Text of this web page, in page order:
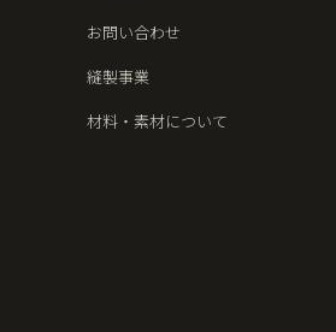
お問い合わせ
縫製事業
材料・素材について